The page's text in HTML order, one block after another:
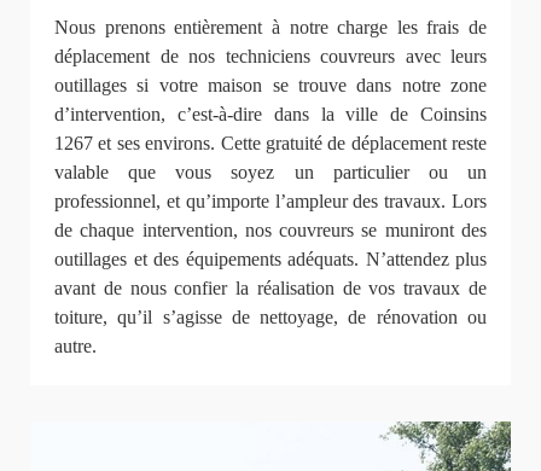
Nous prenons entièrement à notre charge les frais de
déplacement de nos techniciens couvreurs avec leurs
outillages si votre maison se trouve dans notre zone
d’intervention, c’est-à-dire dans la ville de Coinsins
1267 et ses environs. Cette gratuité de déplacement reste
valable que vous soyez un particulier ou un
professionnel, et qu’importe l’ampleur des travaux. Lors
de chaque intervention, nos couvreurs se muniront des
outillages et des équipements adéquats. N’attendez plus
avant de nous confier la réalisation de vos travaux de
toiture, qu’il s’agisse de nettoyage, de rénovation ou
autre.